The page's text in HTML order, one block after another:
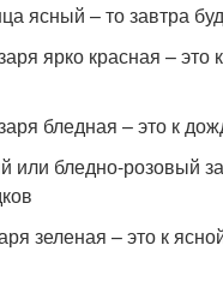
ясный – то завтра
ярко красная – это
бледная – это к
или бледно-розовый
зеленая – это к